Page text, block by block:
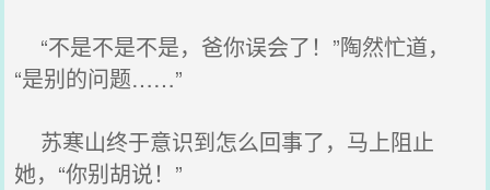
“不是不是不是，爸你误会了！”陶然忙道，
“是别的问题……”
苏寒山终于意识到怎么回事了，马上阻止
她，“你别胡说！”